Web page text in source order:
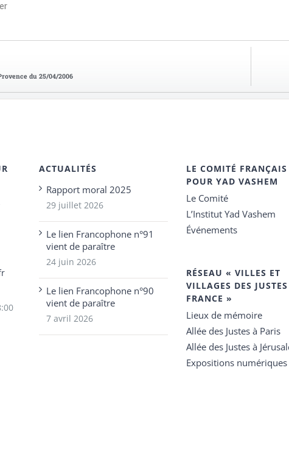
du 25/04/2006
ACTUALITÉS
Rapport moral 2025
29 juillet 2026
Le lien Francophone n°91
vient de paraître
24 juin 2026
Le lien Francophone n°90
vient de paraître
7 avril 2026
LE COMITÉ FRANÇAIS
POUR YAD VASHEM
Le Comité
L’Institut Yad Vashem
Événements
RÉSEAU « VILLES ET
VILLAGES DES JUSTES
FRANCE »
Lieux de mémoire
Allée des Justes à Paris
Allée des Justes à
Expositions numériques